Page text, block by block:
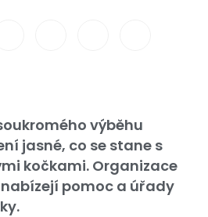
výběhu
jasné, co se stane s
kočkami. Organizace
pomoc a úřady